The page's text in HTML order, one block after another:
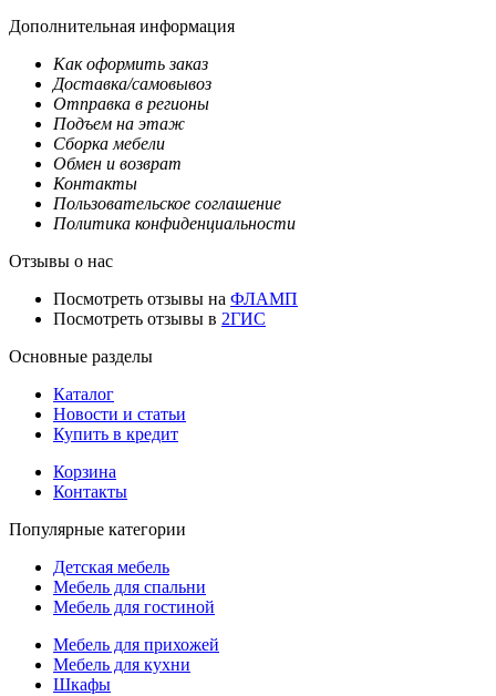
Дополнительная информация
Как оформить заказ
Доставка/самовывоз
Отправка в регионы
Подъем на этаж
Сборка мебели
Обмен и возврат
Контакты
Пользовательское соглашение
Политика конфиденциальности
Отзывы о нас
Посмотреть отзывы на ФЛАМП
Посмотреть отзывы в 2ГИС
Основные разделы
Каталог
Новости и статьи
Купить в кредит
Корзина
Контакты
Популярные категории
Детская мебель
Мебель для спальни
Мебель для гостиной
Мебель для прихожей
Мебель для кухни
Шкафы